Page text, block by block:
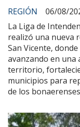
REGIÓN
06/08/
La Liga de
realizó una nueva
San Vicente,
avanzando en una
territorio,
municipios para
de los